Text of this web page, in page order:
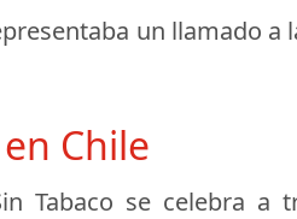
un llamado
Chile
Tabaco se celebra a